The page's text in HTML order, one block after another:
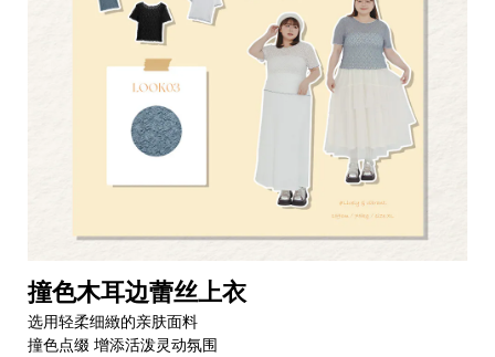
撞色木耳边蕾丝上衣
选用轻柔细緻的亲肤面料
撞色点缀 增添活泼灵动氛围